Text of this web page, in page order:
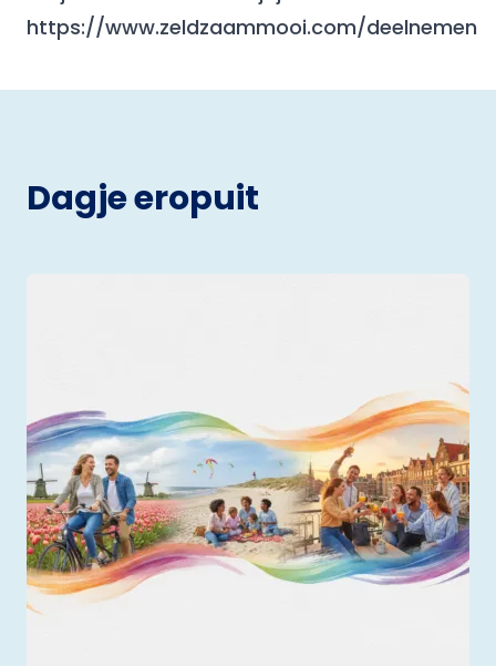
https://www.zeldzaammooi.com/deelnemen
Dagje eropuit